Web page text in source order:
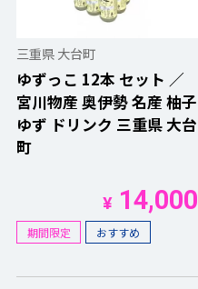
三重県 大台町
ゆずっこ 12本 セット ／
宮川物産 奥伊勢 名産 柚子
ゆず ドリンク 三重県 大台
町
¥14,000
期間限定 おすすめ